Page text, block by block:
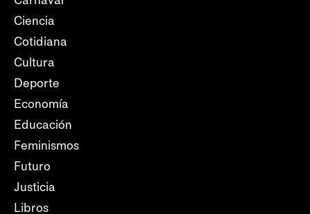
Ciencia
Cotidiana
Cultura
Deporte
Economía
Educación
Feminismos
Futuro
Justicia
Libros